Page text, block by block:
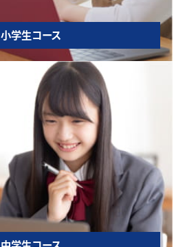
小学生コース